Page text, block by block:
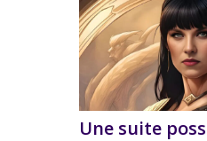
Une suite